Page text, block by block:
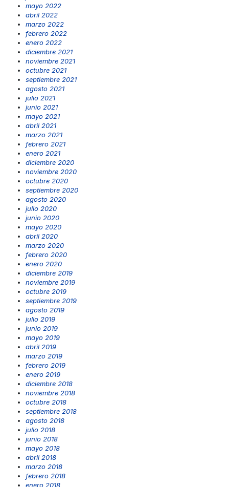
mayo 2022
abril 2022
marzo 2022
febrero 2022
enero 2022
diciembre 2021
noviembre 2021
octubre 2021
septiembre 2021
agosto 2021
julio 2021
junio 2021
mayo 2021
abril 2021
marzo 2021
febrero 2021
enero 2021
diciembre 2020
noviembre 2020
octubre 2020
septiembre 2020
agosto 2020
julio 2020
junio 2020
mayo 2020
abril 2020
marzo 2020
febrero 2020
enero 2020
diciembre 2019
noviembre 2019
octubre 2019
septiembre 2019
agosto 2019
julio 2019
junio 2019
mayo 2019
abril 2019
marzo 2019
febrero 2019
enero 2019
diciembre 2018
noviembre 2018
octubre 2018
septiembre 2018
agosto 2018
julio 2018
junio 2018
mayo 2018
abril 2018
marzo 2018
febrero 2018
enero 2018